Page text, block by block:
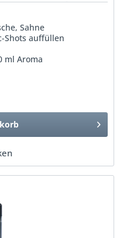
Sahne
Shots auffüllen
ml Aroma